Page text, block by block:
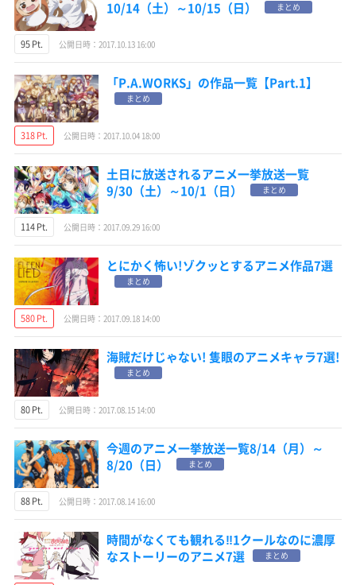
10/14（土）～10/15（日）
まとめ
95 Pt. 公開日時：2017.10.13 16:00
「P.A.WORKS」の作品一覧【Part.1】
まとめ
318 Pt. 公開日時：2017.10.04 18:00
土日に放送されるアニメ一挙放送一覧
9/30（土）～10/1（日）
まとめ
114 Pt. 公開日時：2017.09.29 16:00
とにかく怖い!ゾクッとするアニメ作品7選
まとめ
580 Pt. 公開日時：2017.09.18 14:00
海賊だけじゃない! 隻眼のアニメキャラ7選!
まとめ
80 Pt. 公開日時：2017.08.15 14:00
今週のアニメ一挙放送一覧8/14（月）～
8/20（日）
まとめ
88 Pt. 公開日時：2017.08.14 16:00
時間がなくても観れる‼1クールなのに濃厚
なストーリーのアニメ7選
まとめ